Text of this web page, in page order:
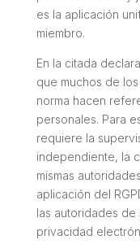
es la aplicación
miembro.
En la citada
que muchos de
norma hacen
personales. Para
requiere la
independiente, la
mismas
aplicación del
las autoridades
privacidad